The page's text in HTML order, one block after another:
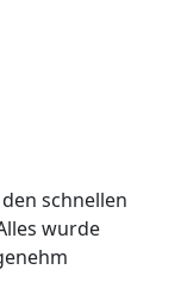
schnellen
wurde